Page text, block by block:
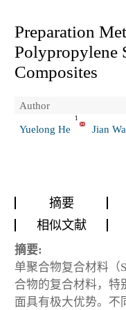
Preparation
Polypropylene
Composites
Author
Yuelong He
1
Jian
摘要
相似文献
摘要:
单聚合物复合材料（
合物的复合材料，特
面具有极大优势。不